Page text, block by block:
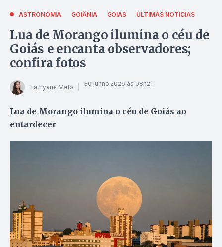
ASTRONOMIA GOIÂNIA GOIÁS ÚLTIMAS NOTÍCIAS
Lua de Morango ilumina o céu de
Goiás e encanta observadores;
confira fotos
Tathyane Melo 30 junho 2026 às 08h21
Lua de Morango ilumina o céu de Goiás ao
entardecer